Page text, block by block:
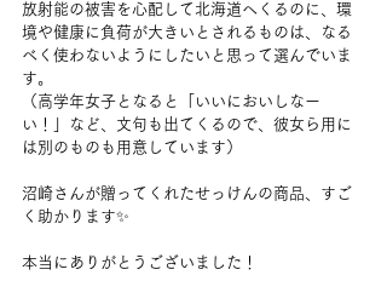
放射能の被害を心配して北海道へくるのに、環
境や健康に負荷が大きいとされるものは、なる
べく使わないようにしたいと思って選んでいま
す。
（高学年女子となると「いいにおいしなー
い！」など、文句も出てくるので、彼女ら用に
は別のものも用意しています）
沼崎さんが贈ってくれたせっけんの商品、すご
く助かります✨
本当にありがとうございました！